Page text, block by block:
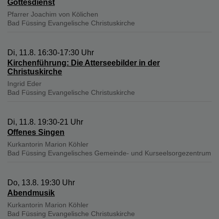
Gottesdienst
Pfarrer Joachim von Kölichen
Bad Füssing Evangelische Christuskirche
Di, 11.8. 16:30-17:30 Uhr
Kirchenführung: Die Atterseebilder in der
Christuskirche
Ingrid Eder
Bad Füssing Evangelische Christuskirche
Di, 11.8. 19:30-21 Uhr
Offenes Singen
Kurkantorin Marion Köhler
Bad Füssing Evangelisches Gemeinde- und Kurseelsorgezentrum
Do, 13.8. 19:30 Uhr
Abendmusik
Kurkantorin Marion Köhler
Bad Füssing Evangelische Christuskirche